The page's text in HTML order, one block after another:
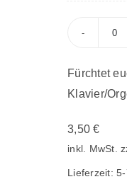
+
Fürchtet
Klavier/
3,50€
inkl. MwSt.
Lieferzeit: